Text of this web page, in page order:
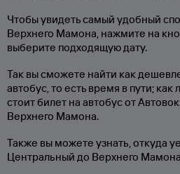
Чтобы увидеть самый удобный
Верхнего Мамона, нажмите на
выберите подходящую дату.
Так вы сможете найти как
автобус, то есть время в пути;
стоит билет на автобус от
Верхнего Мамона.
Также вы можете узнать, откуда
Центральный до Верхнего